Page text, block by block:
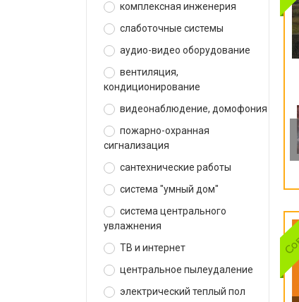
комплексная инженерия
слаботочные системы
аудио-видео оборудование
вентиляция,
кондиционирование
видеонаблюдение, домофония
пожарно-охранная
сигнализация
сантехнические работы
система "умный дом"
система центрального
увлажнения
ТВ и интернет
центральное пылеудаление
электрический теплый пол